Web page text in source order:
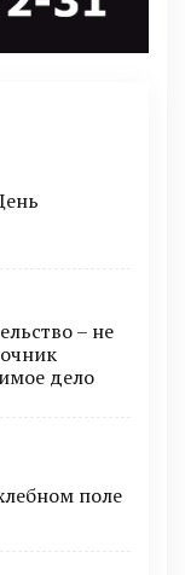
– не
дело
поле